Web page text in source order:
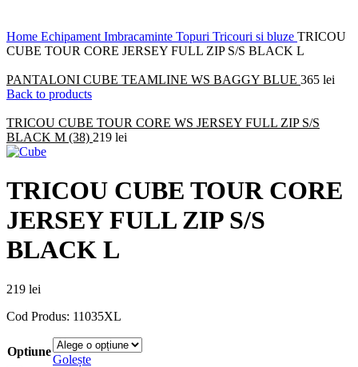
Home Echipament Imbracaminte Topuri Tricouri si bluze TRICOU
CUBE TOUR CORE JERSEY FULL ZIP S/S BLACK L
PANTALONI CUBE TEAMLINE WS BAGGY BLUE 365 lei
Back to products
TRICOU CUBE TOUR CORE WS JERSEY FULL ZIP S/S
BLACK M (38) 219 lei
TRICOU CUBE TOUR CORE
JERSEY FULL ZIP S/S
BLACK L
219 lei
Cod Produs: 11035XL
Optiune
Golește